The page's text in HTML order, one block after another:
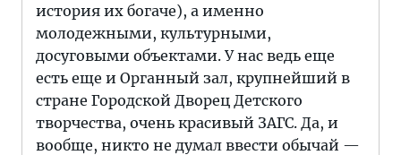
история их богаче), а именно
молодежными, культурными,
досуговыми объектами. У нас ведь еще
есть еще и Органный зал, крупнейший в
стране Городской Дворец Детского
творчества, очень красивый ЗАГС. Да, и
вообще, никто не думал ввести обычай —